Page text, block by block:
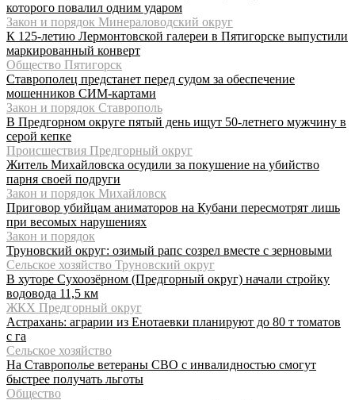
которого повалил одним ударом
Закон и порядок Минераловодский округ
К 125-летию Лермонтовской галереи в Пятигорске выпустили
маркированный конверт
Общество Пятигорск
Ставрополец предстанет перед судом за обеспечение
мошенников СИМ-картами
Закон и порядок Ставрополь
В Предгорном округе пятый день ищут 50-летнего мужчину в
серой кепке
Происшествия Предгорный округ
Житель Михайловска осудили за покушение на убийство
парня своей подруги
Закон и порядок Михайловск
Приговор убийцам аниматоров на Кубани пересмотрят лишь
при весомых нарушениях
Закон и порядок
Труновский округ: озимый рапс созрел вместе с зерновыми
Сельское хозяйство Труновский округ
В хуторе Сухоозёрном (Предгорный округ) начали стройку
водовода 11,5 км
ЖКХ Предгорный округ
Астрахань: аграрии из Енотаевки планируют до 80 т томатов
с га
Сельское хозяйство
На Ставрополье ветераны СВО с инвалидностью смогут
быстрее получать льготы
Общество